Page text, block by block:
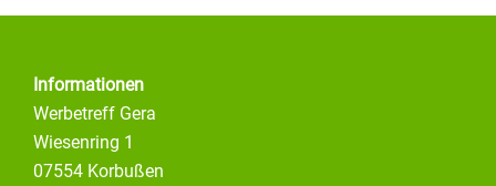
Informationen
Werbetreff Gera
Wiesenring 1
07554 Korbußen